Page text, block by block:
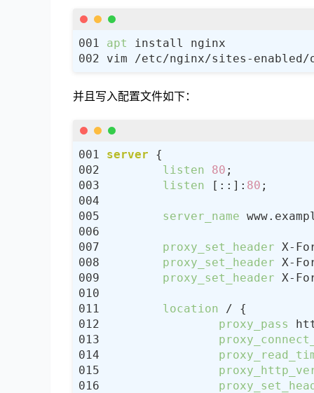
apt
并且写入配置文件如下：
server
listen
80
listen [::]: 80
server_name
proxy_set_header
proxy_set_header
proxy_set_header
location
proxy_pass